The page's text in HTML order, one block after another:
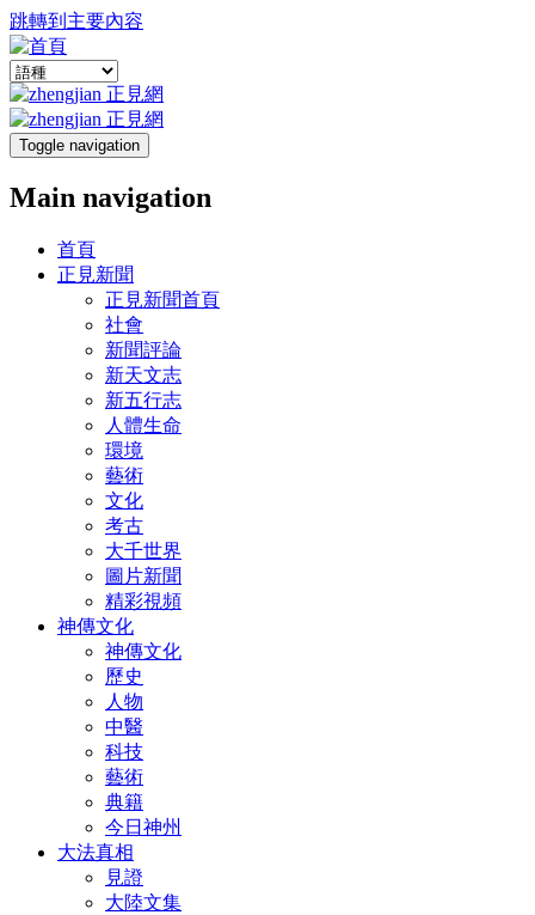
跳轉到主要內容
Toggle navigation
Main navigation
首頁
正見新聞
正見新聞首頁
社會
新聞評論
新天文志
新五行志
人體生命
環境
藝術
文化
考古
大千世界
圖片新聞
精彩視頻
神傳文化
神傳文化
歷史
人物
中醫
科技
藝術
典籍
今日神州
大法真相
見證
大陸文集